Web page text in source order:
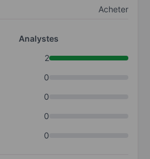
Acheter
Analystes
2
0
0
0
0